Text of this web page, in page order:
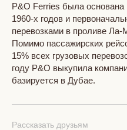
P&O Ferries была основана
1960-х годов и
перевозками в проливе
Помимо пассажирских
15% всех грузовых
году P&O выкупила
базируется в Дубае.
Рассказать друзьям